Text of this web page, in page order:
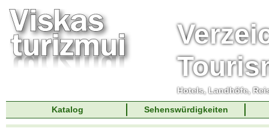
Hotels, Landhöfe,
Katalog
Sehenswürdigkeiten